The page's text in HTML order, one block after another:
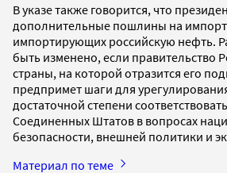
В указе также говорится, что
дополнительные пошлины на импорт
импортирующих российскую нефть.
быть изменено, если правительство
страны, на которой отразится его
предпримет шаги для
достаточной степени
Соединенных Штатов в вопросах
безопасности, внешней политики и
Материал по теме